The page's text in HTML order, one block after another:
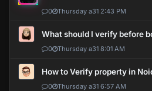
0 Thursday a31 2:43 PM
What should I verify before
0 Thursday a31 8:01 AM
How to Verify property in
0 Thursday a31 6:57 AM